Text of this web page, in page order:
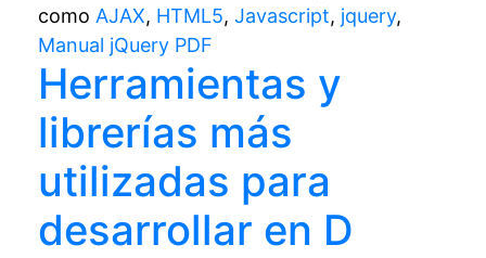
como AJAX, HTML5, Javascript, jquery,
Manual jQuery PDF
Herramientas y
librerías más
utilizadas para
desarrollar en D